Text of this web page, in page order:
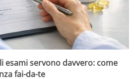
esami servono davvero: come
fai-da-te